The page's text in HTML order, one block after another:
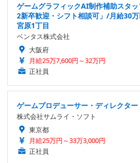
ゲームグラフィックAI制作補助スタ
2新卒歓迎・シフト相談可」/月給30
宮原1丁目
ベンタス株式会社
大阪府
月給25万7,600円～32万円
正社員
ゲームプロデューサー・ディレクタ
株式会社サムライ・ソフト
東京都
月給25万円～33万3,000円
正社員